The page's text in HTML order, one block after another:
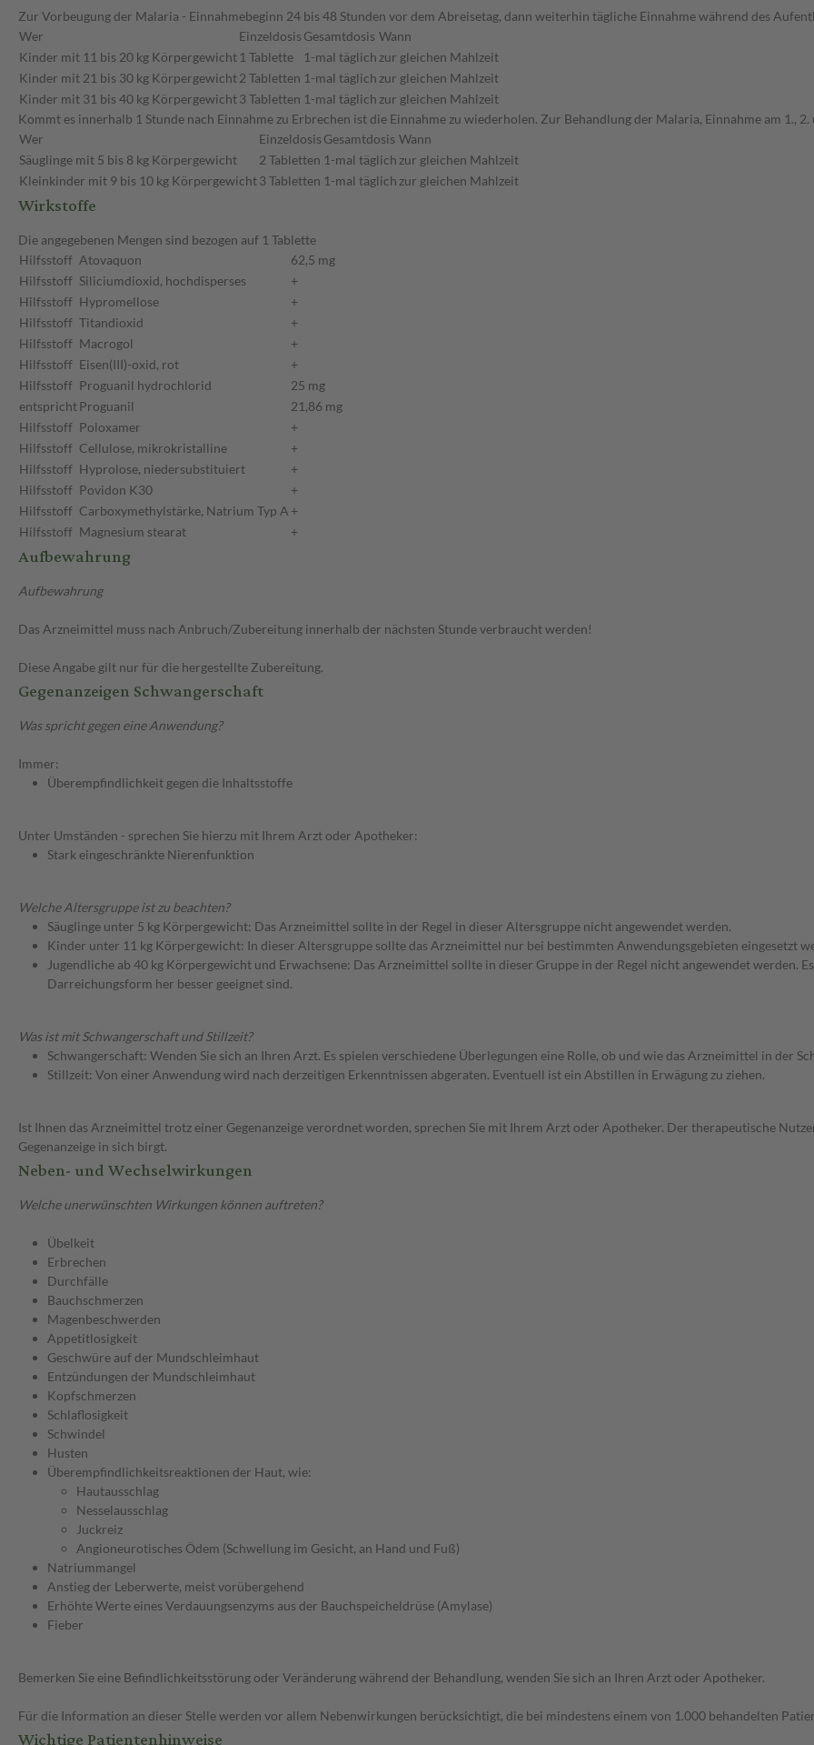
Zur Vorbeugung der Malaria - Einnahmebeginn 24 bis 48 Stunden vor dem Abreisetag, dann weiterhin tägliche Einnahme während des
Wer
Einzeldosis Gesamtdosis Wann
Kinder mit 11 bis 20 kg Körpergewicht 1 Tablette 1-mal täglich zur gleichen Mahlzeit
Kinder mit 21 bis 30 kg Körpergewicht2 Tabletten 1-mal täglich zur gleichen Mahlzeit
Kinder mit 31 bis 40 kg Körpergewicht3 Tabletten 1-mal täglich zur gleichen Mahlzeit
Kommt es innerhalb 1 Stunde nach Einnahme zu Erbrechen ist die Einnahme zu wiederholen. Zur Behandlung der Malaria, Einnahme am 1., 2.
Wer
Einzeldosis Gesamtdosis Wann
Säuglinge mit 5 bis 8 kg Körpergewicht
2 Tabletten 1-mal täglich zur gleichen Mahlzeit
Kleinkinder mit 9 bis 10 kg Körpergewicht3 Tabletten 1-mal täglich zur gleichen Mahlzeit
Wirkstoffe
Die angegebenen Mengen sind bezogen auf 1 Tablette
Hilfsstoff Atovaquon
62,5 mg
Hilfsstoff Siliciumdioxid, hochdisperses
+
Hilfsstoff Hypromellose
+
Hilfsstoff Titandioxid
+
Hilfsstoff Macrogol
+
Hilfsstoff Eisen(III)-oxid, rot
+
Hilfsstoff Proguanil hydrochlorid
25 mg
entsprichtProguanil
21,86 mg
Hilfsstoff Poloxamer
+
Hilfsstoff Cellulose, mikrokristalline
+
Hilfsstoff Hyprolose, niedersubstituiert
+
Hilfsstoff Povidon K30
+
Hilfsstoff Carboxymethylstärke, Natrium Typ A +
Hilfsstoff Magnesium stearat +
Aufbewahrung
Aufbewahrung
Das Arzneimittel muss nach Anbruch/Zubereitung innerhalb der nächsten Stunde verbraucht werden!
Diese Angabe gilt nur für die hergestellte Zubereitung.
Gegenanzeigen Schwangerschaft
Was spricht gegen eine Anwendung?
Immer:
Überempfindlichkeit gegen die Inhaltsstoffe
Unter Umständen - sprechen Sie hierzu mit Ihrem Arzt oder Apotheker:
Stark eingeschränkte Nierenfunktion
Welche Altersgruppe ist zu beachten?
Säuglinge unter 5 kg Körpergewicht: Das Arzneimittel sollte in der Regel in dieser Altersgruppe nicht angewendet werden.
Kinder unter 11 kg Körpergewicht: In dieser Altersgruppe sollte das Arzneimittel nur bei bestimmten Anwendungsgebieten eingesetzt
Jugendliche ab 40 kg Körpergewicht und Erwachsene: Das Arzneimittel sollte in dieser Gruppe in der Regel nicht angewendet werden.
Darreichungsform her besser geeignet sind.
Was ist mit Schwangerschaft und Stillzeit?
Schwangerschaft: Wenden Sie sich an Ihren Arzt. Es spielen verschiedene Überlegungen eine Rolle, ob und wie das Arzneimittel in der
Stillzeit: Von einer Anwendung wird nach derzeitigen Erkenntnissen abgeraten. Eventuell ist ein Abstillen in Erwägung zu ziehen.
Ist Ihnen das Arzneimittel trotz einer Gegenanzeige verordnet worden, sprechen Sie mit Ihrem Arzt oder Apotheker. Der therapeutische
Gegenanzeige in sich birgt.
Neben- und Wechselwirkungen
Welche unerwünschten Wirkungen können auftreten?
Übelkeit
Erbrechen
Durchfälle
Bauchschmerzen
Magenbeschwerden
Appetitlosigkeit
Geschwüre auf der Mundschleimhaut
Entzündungen der Mundschleimhaut
Kopfschmerzen
Schlaflosigkeit
Schwindel
Husten
Überempfindlichkeitsreaktionen der Haut, wie:
Hautausschlag
Nesselausschlag
Juckreiz
Angioneurotisches Ödem (Schwellung im Gesicht, an Hand und Fuß)
Natriummangel
Anstieg der Leberwerte, meist vorübergehend
Erhöhte Werte eines Verdauungsenzyms aus der Bauchspeicheldrüse (Amylase)
Fieber
Bemerken Sie eine Befindlichkeitsstörung oder Veränderung während der Behandlung, wenden Sie sich an Ihren Arzt oder Apotheker.
Für die Information an dieser Stelle werden vor allem Nebenwirkungen berücksichtigt, die bei mindestens einem von 1.000 behandelten